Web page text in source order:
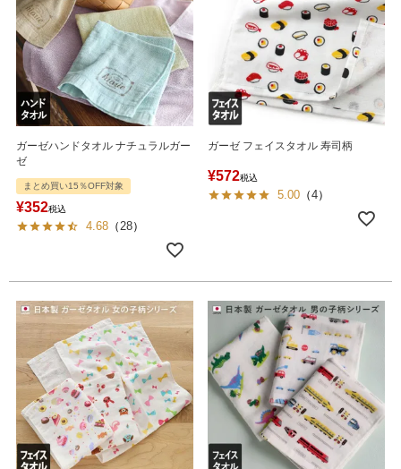
ガーゼハンドタオル ナチュラルガー
ゼ
まとめ買い15％OFF対象
¥352税込
4.68 （ 28）
ガーゼ フェイスタオル 寿司柄
¥572税込
5.00 （4）